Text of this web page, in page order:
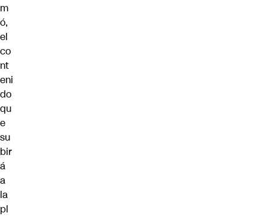
m
ó,
el
co
nt
eni
do
qu
e
su
bir
á
a
la
pl